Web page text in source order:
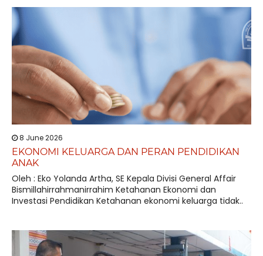
8 June 2026
EKONOMI KELUARGA DAN PERAN PENDIDIKAN
ANAK
Oleh : Eko Yolanda Artha, SE Kepala Divisi General Affair
Bismillahirrahmanirrahim Ketahanan Ekonomi dan
Investasi Pendidikan Ketahanan ekonomi keluarga tidak..